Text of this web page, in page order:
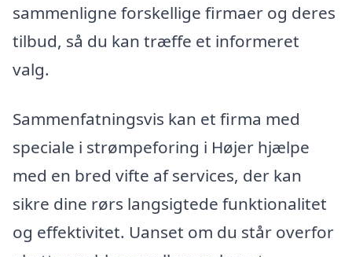
sammenligne forskellige firmaer og deres
tilbud, så du kan træffe et informeret
valg.
Sammenfatningsvis kan et firma med
speciale i strømpeforing i Højer hjælpe
med en bred vifte af services, der kan
sikre dine rørs langsigtede funktionalitet
og effektivitet. Uanset om du står overfor